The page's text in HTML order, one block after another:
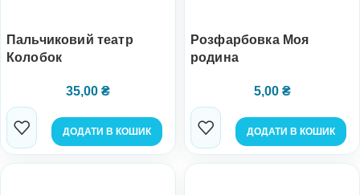
Пальчиковий театр
Колобок
35,00 ₴
ДОДАТИ В КОШИК
Розфарбовка Моя
родина
5,00 ₴
ДОДАТИ В КОШИК